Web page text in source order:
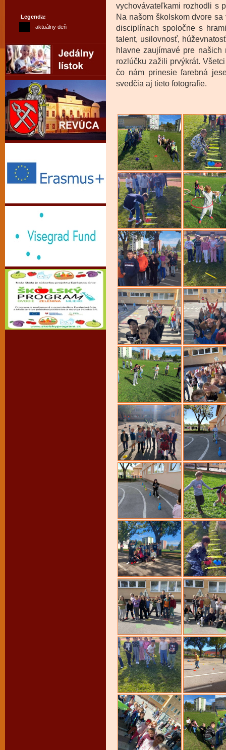
Legenda:
- aktuálny deň
vychovávateľkami rozhodli s
Na našom školskom dvore
disciplínach spoločne s
talent, usilovnosť,
hlavne zaujímavé pre našich
rozlúčku zažili prvýkrát.
čo nám prinesie farebná
svedčia aj tieto fotografie.